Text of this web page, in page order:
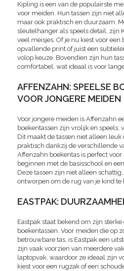
Kipling is een van de populairste
voor meiden. Hun tassen zijn niet
maar ook praktisch en duurzaam.
sleutelhanger als speels detail, zijn
veel meisjes. Of je nu kiest voor een
opvallende print of juist een
volop keuze. Bovendien zijn hun
comfortabel, wat ideaal is voor
AFFENZAHN: SPEELSE
VOOR JONGERE MEIDEN
Voor jongere meiden is Affenzahn
boekentassen zijn vrolijk en speels,
Dit maakt de tassen niet alleen
praktisch dankzij de verschillende
Affenzahn boekentas is perfect
beginnen met de basisschool en
Deze tassen zijn niet alleen
ontworpen om de rug van je kind te
EASTPAK:
Eastpak staat bekend om zijn
boekentassen. Voor meiden die op
betrouwbare tas, is Eastpak een
zijn vaak voorzien van meerdere
laptopvak, waardoor ze ideaal zijn
kiest voor een rugzak of een